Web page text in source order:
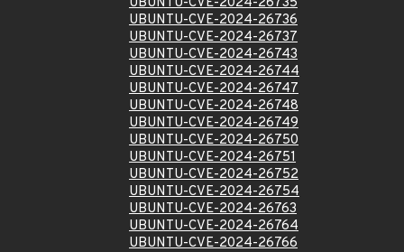
UBUNTU-CVE-2024-26736
UBUNTU-CVE-2024-26737
UBUNTU-CVE-2024-26743
UBUNTU-CVE-2024-26744
UBUNTU-CVE-2024-26747
UBUNTU-CVE-2024-26748
UBUNTU-CVE-2024-26749
UBUNTU-CVE-2024-26750
UBUNTU-CVE-2024-26751
UBUNTU-CVE-2024-26752
UBUNTU-CVE-2024-26754
UBUNTU-CVE-2024-26763
UBUNTU-CVE-2024-26764
UBUNTU-CVE-2024-26766